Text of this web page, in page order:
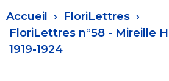
Fil
d'Ariane
Accueil
FloriLettres
FloriLettres n°58 - Mireille
1919-1924